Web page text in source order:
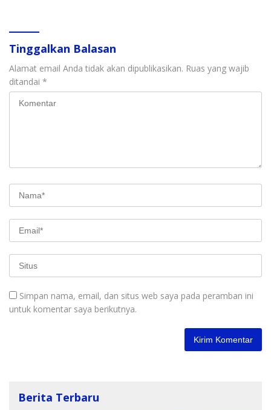
Tinggalkan Balasan
Alamat email Anda tidak akan dipublikasikan. Ruas yang wajib
ditandai *
Simpan nama, email, dan situs web saya pada peramban ini
untuk komentar saya berikutnya.
Berita Terbaru